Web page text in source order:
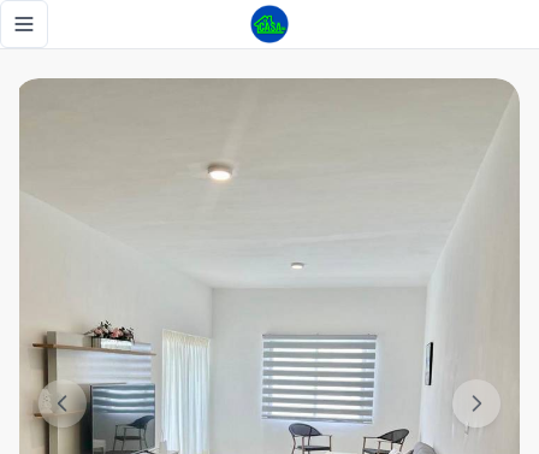
Toggle navigation menu
Apartamento amueblado en venta White Sands - Tu Casa